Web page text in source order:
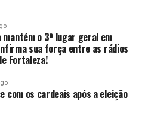
mantém o 3º lugar geral em
sua força entre as rádios
Fortaleza!
com os cardeais após a eleição